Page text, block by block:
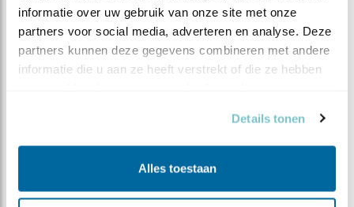
informatie over uw gebruik van onze site met onze
partners voor social media, adverteren en analyse. Deze
partners kunnen deze gegevens combineren met andere
informatie die u aan ze heeft verstrekt of die ze hebben
Details tonen
Alles toestaan
Broedseizoen 2016
ooievaars